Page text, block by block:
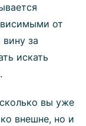
от
за
искать
вы уже
внешне, но и